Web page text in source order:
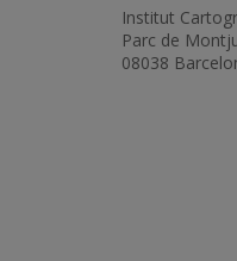
Institut
Parc de
08038